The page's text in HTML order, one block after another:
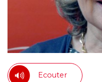
Ecouter